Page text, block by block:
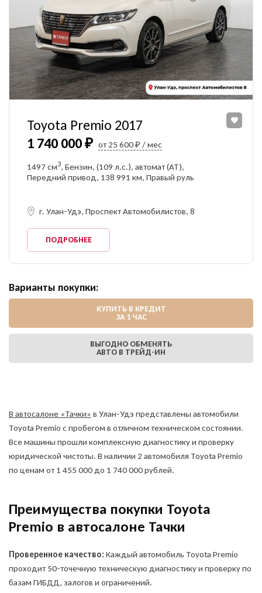
1 740 000 ₽ от 25 600 ₽ / мес
Toyota Premio 2017
1497 см3, Бензин, (109 л.с.), автомат (AT),
Передний привод, 138 991 км, Правый руль
г. Улан-Удэ, Проспект Автомобилистов, 8
ПОДРОБНЕЕ
Варианты покупки:
КУПИТЬ В КРЕДИТ
ЗА 1 ЧАС
ВЫГОДНО ОБМЕНЯТЬ
АВТО В ТРЕЙД-ИН
В автосалоне «Тачки» в Улан-Удэ представлены автомобили
Toyota Premio с пробегом в отличном техническом состоянии.
Все машины прошли комплексную диагностику и проверку
юридической чистоты. В наличии 2 автомобиля Toyota Premio
по ценам от 1 455 000 до 1 740 000 рублей.
Преимущества покупки Toyota
Premio в автосалоне Тачки
Проверенное качество: Каждый автомобиль Toyota Premio
проходит 50-точечную техническую диагностику и проверку по
базам ГИБДД, залогов и ограничений.
Оформите анкету онлайн и
получите решение без
посещения офиса!